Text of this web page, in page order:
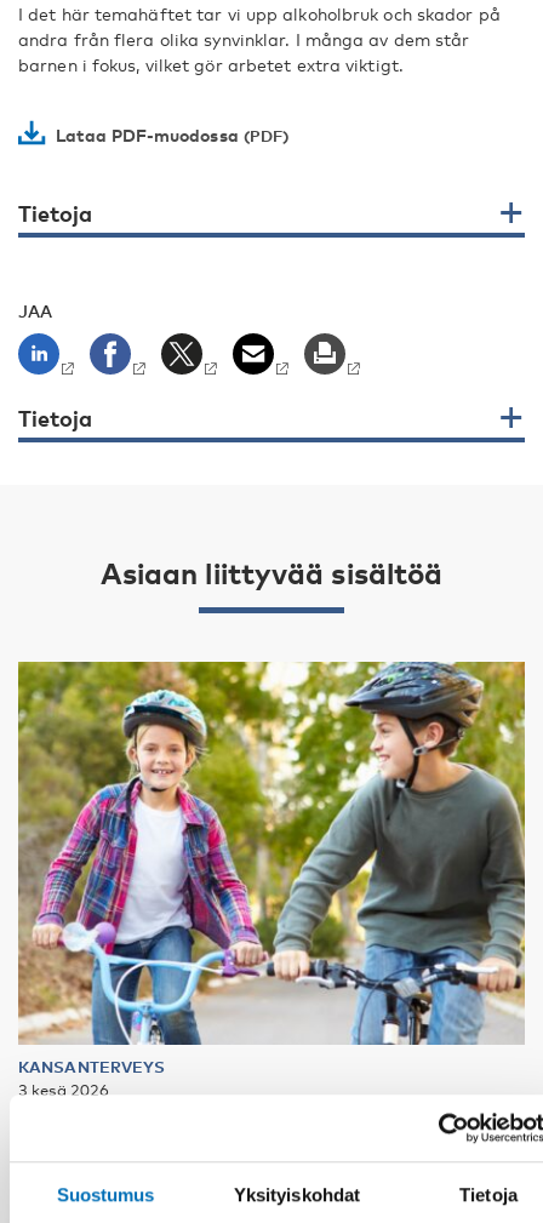
Suostumus Yksityiskohdat Tietoja
I det här temahäftet tar vi upp alkoholbruk och skador på
andra från flera olika synvinklar. I många av dem står
barnen i fokus, vilket gör arbetet extra viktigt.
Lataa PDF-muodossa
Tietoja
JAA
Tietoja
Asiaan liittyvää sisältöä
KANSANTERVEYS
3 kesä 2026
Nordic project on health economics – how can